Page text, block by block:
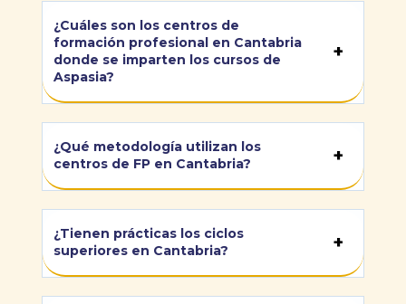
¿Cuáles son los centros de
formación profesional en Cantabria
donde se imparten los cursos de
Aspasia?
¿Qué metodología utilizan los
centros de FP en Cantabria?
¿Tienen prácticas los ciclos
superiores en Cantabria?